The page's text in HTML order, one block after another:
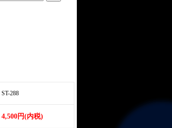
ST-288
4,500円(内税)